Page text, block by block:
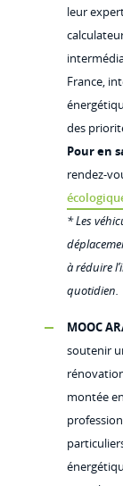
leur
France,
des
Pour en
rendez-
* Les
à réduire
quotidien.
MOOC
soutenir
montée